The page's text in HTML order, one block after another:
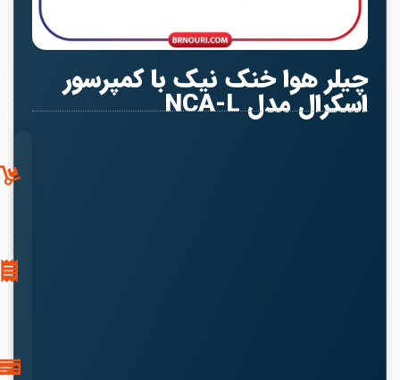
چیلر هوا خنک نیک با کمپرسور
اسکرال مدل NCA-L